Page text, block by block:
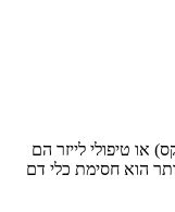
או טיפולי לייזר הם
הוא חסימת כלי דם